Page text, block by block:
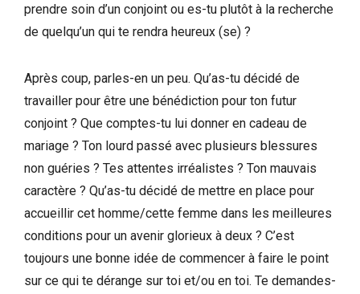
prendre soin d’un conjoint ou es-tu plutôt à la recherche
de quelqu’un qui te rendra heureux (se) ?
Après coup, parles-en un peu. Qu’as-tu décidé de
travailler pour être une bénédiction pour ton futur
conjoint ? Que comptes-tu lui donner en cadeau de
mariage ? Ton lourd passé avec plusieurs blessures
non guéries ? Tes attentes irréalistes ? Ton mauvais
caractère ? Qu’as-tu décidé de mettre en place pour
accueillir cet homme/cette femme dans les meilleures
conditions pour un avenir glorieux à deux ? C’est
toujours une bonne idée de commencer à faire le point
sur ce qui te dérange sur toi et/ou en toi. Te demandes-